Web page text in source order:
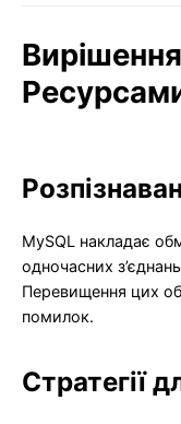
MySQL накладає
одночасних
Перевищення цих
помилок.
Стратегії